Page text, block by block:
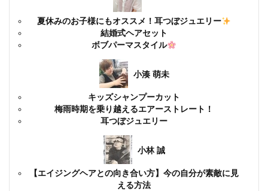
夏休みのお子様にもオススメ！耳つぼジュエリー
結婚式ヘアセット
ボブパーマスタイル
小湊 萌未
キッズシャンプーカット
梅雨時期を乗り越えるエアーストレート！
耳つぼジュエリー
小林 誠
【エイジングヘアとの向き合い方】今の自分が素敵に見
える方法